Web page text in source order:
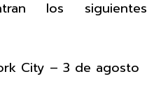
los siguientes
City – 3 de agosto